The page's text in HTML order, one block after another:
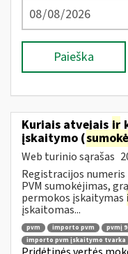
Paieška
Kuriais atvejais ir
įskaitymo (
Web turinio sąrašas
Registracijos
PVM sumokėjimas,
permokos įskaitymas
įskaitomas...
pvm importo pvm pvmį
importo pvm įskaitymo tvarka